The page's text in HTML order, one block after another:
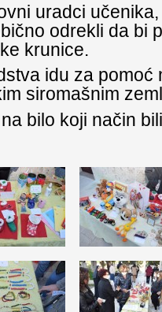
uradci
odrekli da bi
krunice.
idu za pomoć
siromašnim
bilo koji način